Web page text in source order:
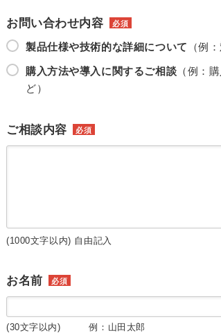
お問い合わせ内容 必須
製品仕様や技術的な詳細について （例
購入方法や導入に関するご相談 （例：
ど）
ご相談内容 必須
(1000文字以内) 自由記入
お名前 必須
(30文字以内) 例：山田太郎